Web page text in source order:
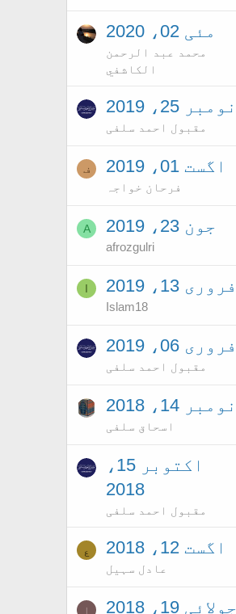
مئی 02، 2020
محمد عبد الرحمن
الكاشفي
نومبر 25، 2019
مقبول احمد سلفی
اگست 01، 2019
فرحان خواجہ
ف
جون 23، 2019
afrozgulri
A
فروری 13، 2019
Islam18
I
فروری 06، 2019
مقبول احمد سلفی
نومبر 14، 2018
اسحاق سلفی
اکتوبر 15،
2018
مقبول احمد سلفی
اگست 12، 2018
عادل سہیل
ع
جولائی 19، 2018 ا